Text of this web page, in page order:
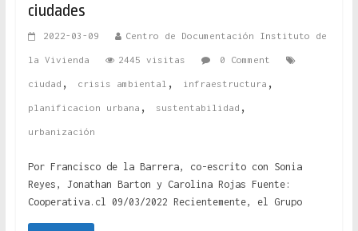
ciudades
2022-03-09 Centro de Documentación Instituto de
la Vivienda 2445 visitas 0 Comment
ciudad , crisis ambiental , infraestructura ,
planificacion urbana , sustentabilidad ,
urbanización
Por Francisco de la Barrera, co-escrito con Sonia
Reyes, Jonathan Barton y Carolina Rojas Fuente:
Cooperativa.cl 09/03/2022 Recientemente, el Grupo